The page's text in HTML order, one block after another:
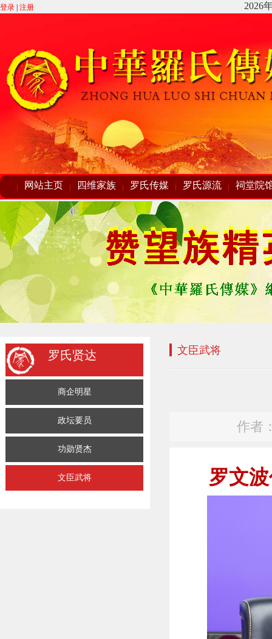
登录 注册
网站主页 四维家族 罗氏传媒 罗氏源流 祠堂院
罗氏贤达
商企明星
政坛要员
功勋贤杰
文臣武将
文臣武将
作者
罗文